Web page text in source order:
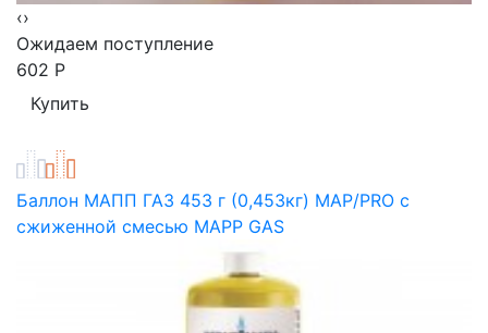
‹›
Ожидаем поступление
602 Р
Баллон МАПП ГАЗ 453 г (0,453кг) MAP/PRO с
сжиженной смесью MАРP GAS